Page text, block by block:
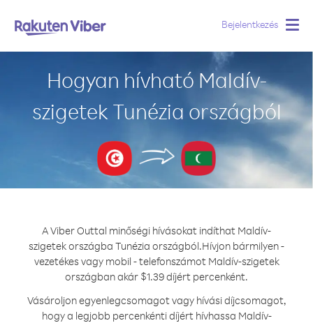
Bejelentkezés
Hogyan hívható Maldív-
szigetek Tunézia országból
A Viber Outtal minőségi hívásokat indíthat Maldív-
szigetek országba Tunézia országból.Hívjon bármilyen -
vezetékes vagy mobil - telefonszámot Maldív-szigetek
országban akár $1.39 díjért percenként.
Vásároljon egyenlegcsomagot vagy hívási díjcsomagot,
hogy a legjobb percenkénti díjért hívhassa Maldív-